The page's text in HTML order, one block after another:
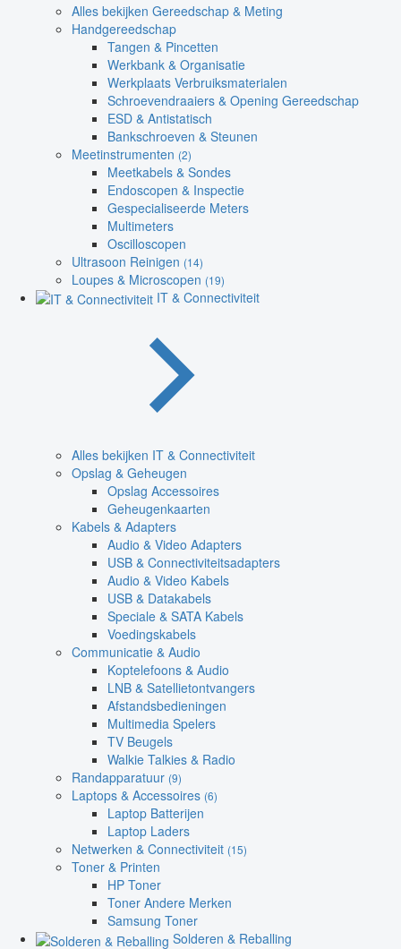
Alles bekijken Gereedschap & Meting
Handgereedschap
Tangen & Pincetten
Werkbank & Organisatie
Werkplaats Verbruiksmaterialen
Schroevendraaiers & Opening Gereedschap
ESD & Antistatisch
Bankschroeven & Steunen
Meetinstrumenten (2)
Meetkabels & Sondes
Endoscopen & Inspectie
Gespecialiseerde Meters
Multimeters
Oscilloscopen
Ultrasoon Reinigen (14)
Loupes & Microscopen (19)
IT & Connectiviteit
Alles bekijken IT & Connectiviteit
Opslag & Geheugen
Opslag Accessoires
Geheugenkaarten
Kabels & Adapters
Audio & Video Adapters
USB & Connectiviteitsadapters
Audio & Video Kabels
USB & Datakabels
Speciale & SATA Kabels
Voedingskabels
Communicatie & Audio
Koptelefoons & Audio
LNB & Satellietontvangers
Afstandsbedieningen
Multimedia Spelers
TV Beugels
Walkie Talkies & Radio
Randapparatuur (9)
Laptops & Accessoires (6)
Laptop Batterijen
Laptop Laders
Netwerken & Connectiviteit (15)
Toner & Printen
HP Toner
Toner Andere Merken
Samsung Toner
Solderen & Reballing